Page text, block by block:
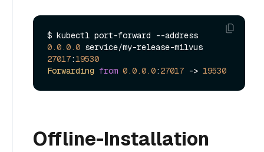
0.0.0.0
27017:19530
Forwarding from 0.0.0.0: 27017 -> 19530
Offline-Installation